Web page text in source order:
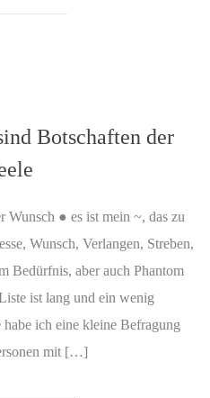
Botschaften der
● es ist mein ~, das zu
Wunsch, Verlangen, Streben,
Bedürfnis, aber auch Phantom
ist lang und ein wenig
ich eine kleine Befragung
mit […]